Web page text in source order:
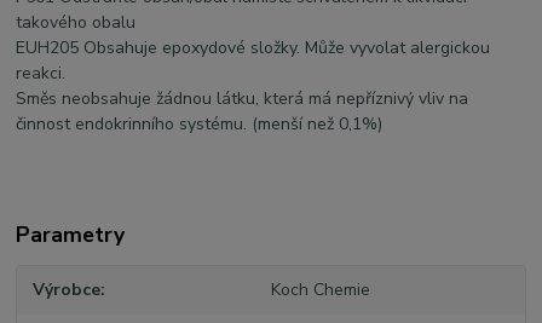
takového obalu
EUH205 Obsahuje epoxydové složky. Může vyvolat alergickou
reakci.
Směs neobsahuje žádnou látku, která má nepříznivý vliv na
činnost endokrinního systému. (menší než 0,1%)
Parametry
Výrobce Koch Chemie